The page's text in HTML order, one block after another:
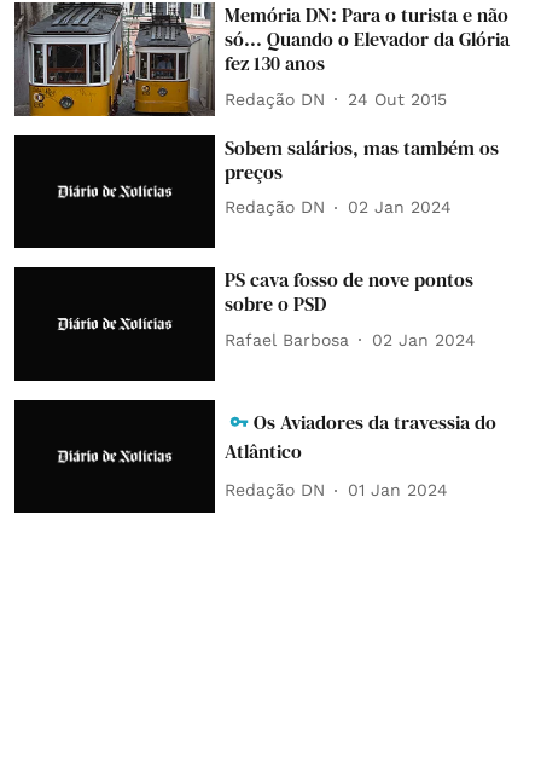
Memória DN: Para o turista e não
só... Quando o Elevador da Glória
fez 130 anos
Redação DN 24 Out 2015
Sobem salários, mas também os
preços
Redação DN 02 Jan 2024
PS cava fosso de nove pontos
sobre o PSD
Rafael Barbosa 02 Jan 2024
Os Aviadores da travessia do
Atlântico
Redação DN 01 Jan 2024